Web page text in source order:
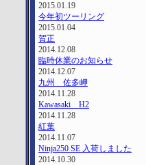
2015.01.19
今年初ツーリング
2015.01.04
賀正
2014.12.08
臨時休業のお知らせ
2014.12.07
九州 佐多岬
2014.11.28
Kawasaki H2
2014.11.28
紅葉
2014.11.07
Ninja250 SE 入荷しました
2014.10.30